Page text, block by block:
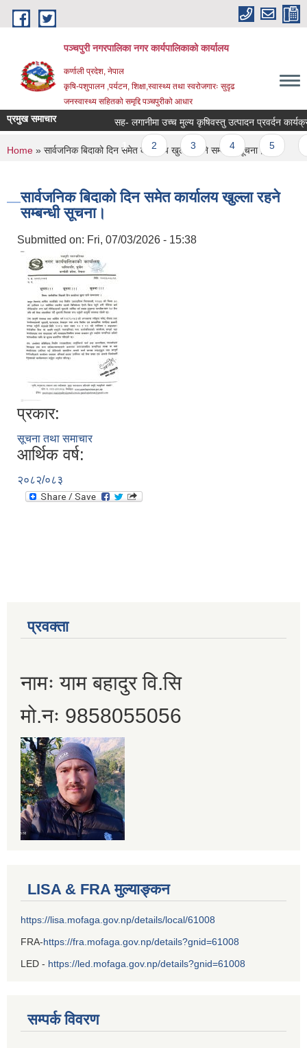
Skip to main content
पञ्चपुरी नगरपालिका नगर कार्यपालिकाको कार्यालय
कर्णाली प्रदेश, नेपाल
कृषि-पशुपालन ,पर्यटन, शिक्षा,स्वास्थ्य तथा स्वरोजगारः सुदृढ
जनस्वास्थ्य सहितको समृद्दि पञ्चपुरीको आधार
प्रमुख समाचार सह- लगानीमा उच्च मुल्य कृषिवस्तु उत्पादन प्रवर्दन
Pages
1 2 3 4 5
You are here
Home » सार्वजनिक बिदाको दिन समेत कार्यालय खुल्ला रहने सम्बन्धी सूचना।
सार्वजनिक बिदाको दिन समेत कार्यालय खुल्ला रहने
सम्बन्धी सूचना।
Submitted on: Fri, 07/03/2026 - 15:38
प्रकार:
सूचना तथा समाचार
आर्थिक वर्ष:
२०८२/०८३
प्रवक्ता
नामः याम बहादुर वि.सि
मो.नः 9858055056
LISA & FRA मुल्याङ्कन
https://lisa.mofaga.gov.np/details/local/61008
FRA-https://fra.mofaga.gov.np/details?gnid=61008
LED - https://led.mofaga.gov.np/details?gnid=61008
सम्पर्क विवरण